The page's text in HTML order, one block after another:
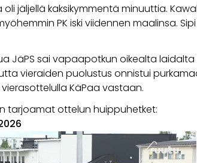
jäljellä kaksikymmentä minuuttia.
PK iski viidennen maalinsa.
JäPS sai vapaapotkun oikealta
vieraiden puolustus onnistui
KäPaa vastaan.
tarjoamat ottelun huippuhetket: